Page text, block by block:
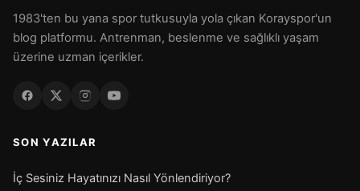
1983'ten bu yana spor tutkusuyla yola çıkan Korayspor'un
blog platformu. Antrenman, beslenme ve sağlıklı yaşam
üzerine uzman içerikler.
SON YAZILAR
İç Sesiniz Hayatınızı Nasıl Yönlendiriyor?